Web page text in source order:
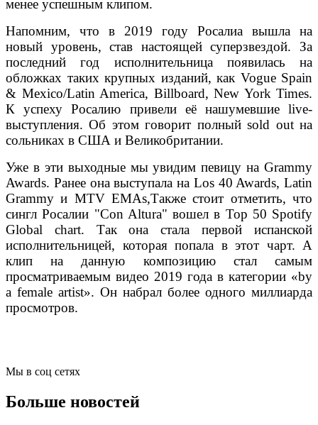
менее успешным клипом.
Напомним, что в 2019 году Росалиа вышла на
новый уровень, став настоящей суперзвездой. За
последний год исполнительница появилась на
обложках таких крупных изданий, как Vogue Spain
& Mexico/Latin America, Billboard, New York Times.
К успеху Росалию привели её нашумевшие live-
выступления. Об этом говорит полный sold out на
сольниках в США и Великобритании.
Уже в эти выходные мы увидим певицу на Grammy
Awards. Ранее она выступала на Los 40 Awards, Latin
Grammy и MTV EMAs,Также стоит отметить, что
сингл Росалии "Con Altura" вошел в Top 50 Spotify
Global chart. Так она стала первой испанской
исполнительницей, которая попала в этот чарт. А
клип на данную композицию стал самым
просматриваемым видео 2019 года в категории «by
a female artist». Он набрал более одного миллиарда
просмотров.
Мы в соц сетях
Больше новостей